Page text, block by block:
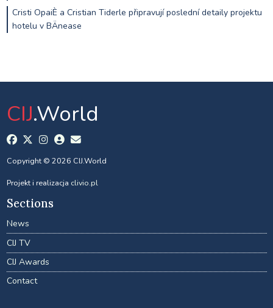
Cristi OpaiÈ a Cristian Tiderle připravují poslední detaily projektu
hotelu v BÄnease
CIJ.World
Copyright © 2026 CIJ.World
Projekt i realizacja clivio.pl
Sections
News
CIJ TV
CIJ Awards
Contact